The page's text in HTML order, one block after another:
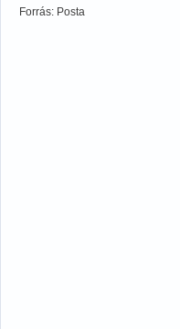
Forrás: Posta